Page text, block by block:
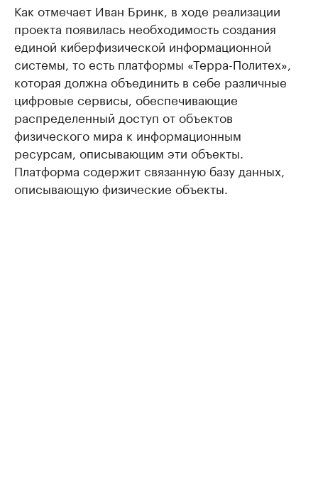
Как отмечает Иван Бринк, в ходе реализации
проекта появилась необходимость создания
единой киберфизической информационной
системы, то есть платформы «Терра-Политех»,
которая должна объединить в себе различные
цифровые сервисы, обеспечивающие
распределенный доступ от объектов
физического мира к информационным
ресурсам, описывающим эти объекты.
Платформа содержит связанную базу данных,
описывающую физические объекты.